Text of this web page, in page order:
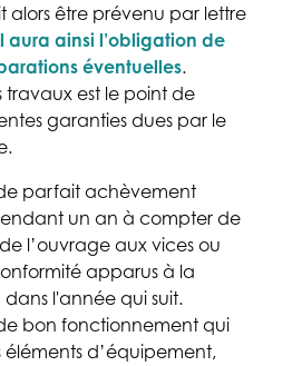
alors être prévenu par lettre
aura ainsi l’obligation de
éventuelles.
travaux est le point de
garanties dues par le
parfait achèvement
un an à compter de
l’ouvrage aux vices ou
apparus à la
l'année qui suit.
bon fonctionnement qui
d’équipement,